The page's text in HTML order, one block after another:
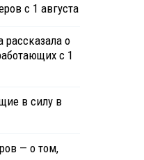
с 1 августа
рассказала о
с 1
в силу в
— о том,